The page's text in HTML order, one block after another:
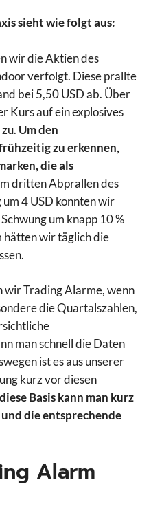
sieht wie folgt aus:
wir die Aktien des
verfolgt. Diese prallte
bei 5,50 USD ab. Über
Kurs auf ein explosives
Um den
zu erkennen,
die als
dritten Abprallen des
4 USD konnten wir
um knapp 10 %
hätten wir täglich die
wir Trading Alarme, wenn
die Quartalszahlen,
man schnell die Daten
ist es aus unserer
kurz vor diesen
Basis kann man kurz
die entsprechende
Alarm